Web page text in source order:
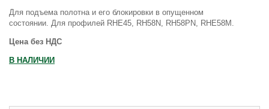
Для подъема полотна и его блокировки в опущенном
состоянии. Для профилей RHE45, RH58N, RH58PN, RHE58M.
Цена без НДС
В НАЛИЧИИ